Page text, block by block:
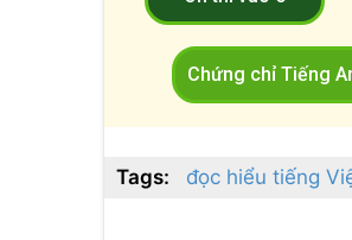
Chứng chỉ Tiếng
Tags: đọc hiểu tiếng